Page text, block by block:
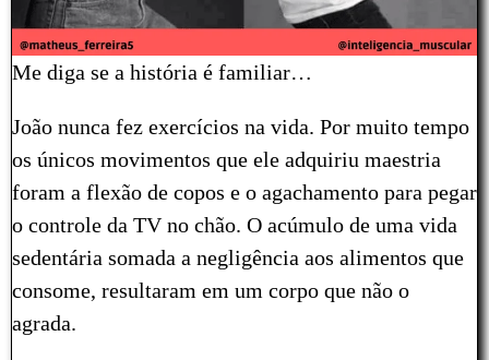
Me diga se a história é familiar…
João nunca fez exercícios na vida. Por muito tempo
os únicos movimentos que ele adquiriu maestria
foram a flexão de copos e o agachamento para pegar
o controle da TV no chão. O acúmulo de uma vida
sedentária somada a negligência aos alimentos que
consome, resultaram em um corpo que não o
agrada.